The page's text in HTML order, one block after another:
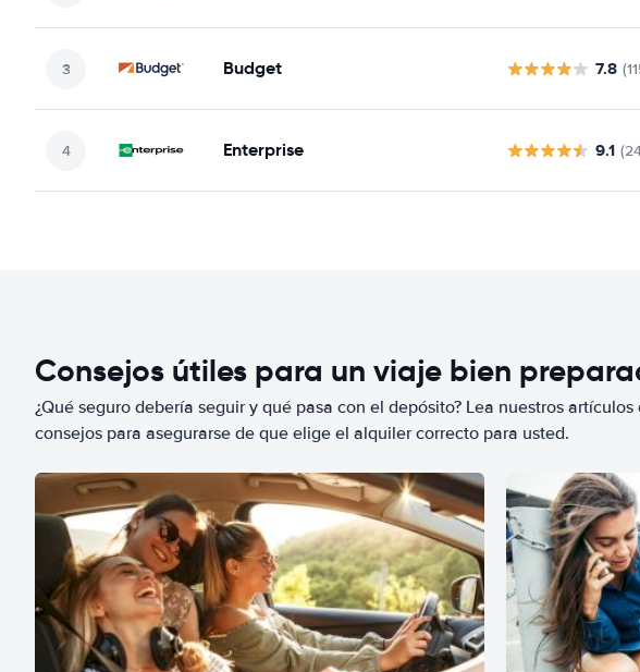
Budget 7.8
Enterprise 9.1
Consejos útiles para un viaje bien
¿Qué seguro debería seguir y qué pasa con el depósito? Lea nuestros
consejos para asegurarse de que elige el alquiler correcto para usted.